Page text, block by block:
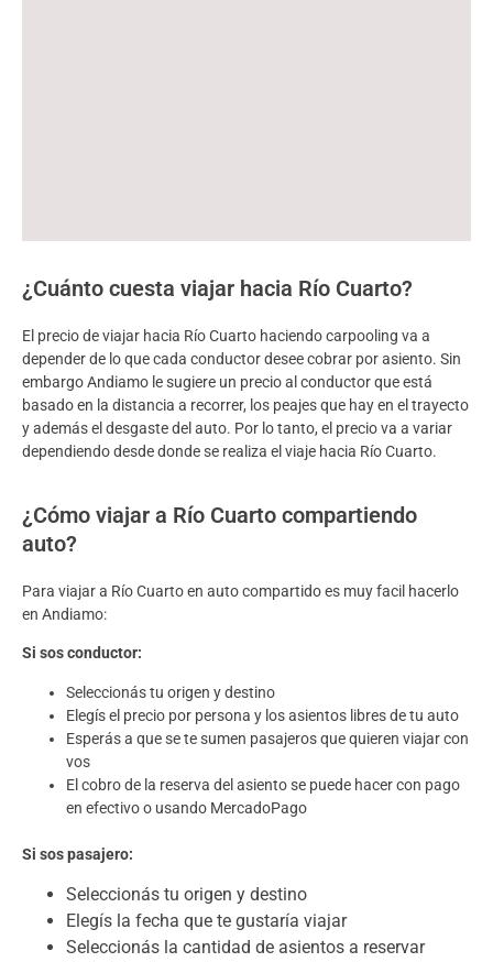
¿Cuánto cuesta viajar hacia Río Cuarto?
El precio de viajar hacia Río Cuarto haciendo carpooling va a
depender de lo que cada conductor desee cobrar por asiento. Sin
embargo Andiamo le sugiere un precio al conductor que está
basado en la distancia a recorrer, los peajes que hay en el trayecto
y además el desgaste del auto. Por lo tanto, el precio va a variar
dependiendo desde donde se realiza el viaje hacia Río Cuarto.
¿Cómo viajar a Río Cuarto compartiendo
auto?
Para viajar a Río Cuarto en auto compartido es muy facil hacerlo
en Andiamo:
Si sos conductor:
Seleccionás tu origen y destino
Elegís el precio por persona y los asientos libres de tu auto
Esperás a que se te sumen pasajeros que quieren viajar con
vos
El cobro de la reserva del asiento se puede hacer con pago
en efectivo o usando MercadoPago
Si sos pasajero:
Seleccionás tu origen y destino
Elegís la fecha que te gustaría viajar
Seleccionás la cantidad de asientos a reservar